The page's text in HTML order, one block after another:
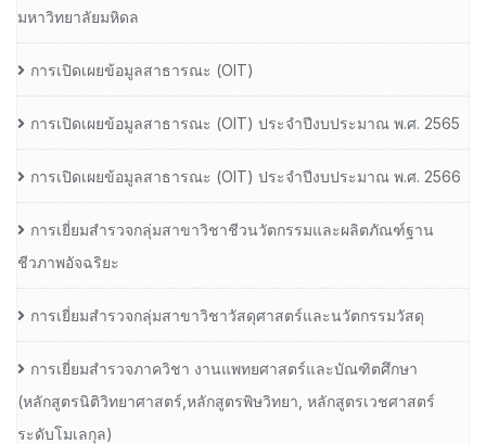
มหาวิทยาลัยมหิดล
การเปิดเผยข้อมูลสาธารณะ (OIT)
การเปิดเผยข้อมูลสาธารณะ (OIT) ประจำปีงบประมาณ พ.ศ. 2565
การเปิดเผยข้อมูลสาธารณะ (OIT) ประจำปีงบประมาณ พ.ศ. 2566
การเยี่ยมสำรวจกลุ่มสาขาวิชาชีวนวัตกรรมและผลิตภัณฑ์ฐาน
ชีวภาพอัจฉริยะ
การเยี่ยมสำรวจกลุ่มสาขาวิชาวัสดุศาสตร์และนวัตกรรมวัสดุ
การเยี่ยมสำรวจภาควิชา งานแพทยศาสตร์และบัณฑิตศึกษา
(หลักสูตรนิติวิทยาศาสตร์,หลักสูตรพิษวิทยา, หลักสูตรเวชศาสตร์
ระดับโมเลกุล)